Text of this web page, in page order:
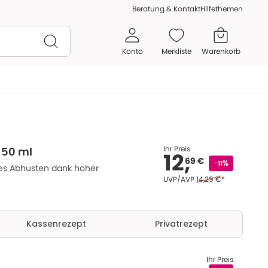
Beratung & KontaktHilfethemen
Konto Merkliste Warenkorb
ml
Abhusten dank hoher
Ihr Preis
12,69 € -11%
UVP/AVPEhemaliger Preis (U
14,29 €*
Kassenrezept Privatrezept
Ihr Preis